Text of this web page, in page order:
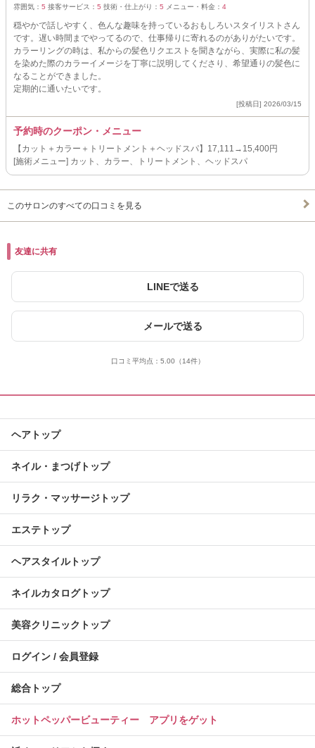
雰囲気： 5 接客サービス： 5 技術・仕上がり： 5 メニュー・料金： 4
穏やかで話しやすく、色んな趣味を持っているおもしろいスタイリストさん
です。遅い時間までやってるので、仕事帰りに寄れるのがありがたいです。
カラーリングの時は、私からの髪色リクエストを聞きながら、実際に私の髪
を染めた際のカラーイメージを丁寧に説明してくださり、希望通りの髪色に
なることができました。
定期的に通いたいです。
[投稿日] 2026/03/15
予約時のクーポン・メニュー
【カット＋カラー＋トリートメント＋ヘッドスパ】17,111→15,400円
[施術メニュー] カット、カラー、トリートメント、ヘッドスパ
このサロンのすべての口コミを見る
友達に共有
LINEで送る
メールで送る
口コミ平均点： 5.00 （14件）
ヘアトップ
ネイル・まつげトップ
リラク・マッサージトップ
エステトップ
ヘアスタイルトップ
ネイルカタログトップ
美容クリニックトップ
ログイン / 会員登録
総合トップ
ホットペッパービューティー アプリをゲット